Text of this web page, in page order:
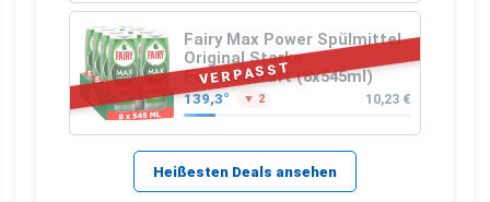
VERPASST
Fairy Max Power Spülmittel
Original Starke
Fettlösekraft (8x545ml)
139,3° ▼ 2 10,23 €
Heißesten Deals ansehen